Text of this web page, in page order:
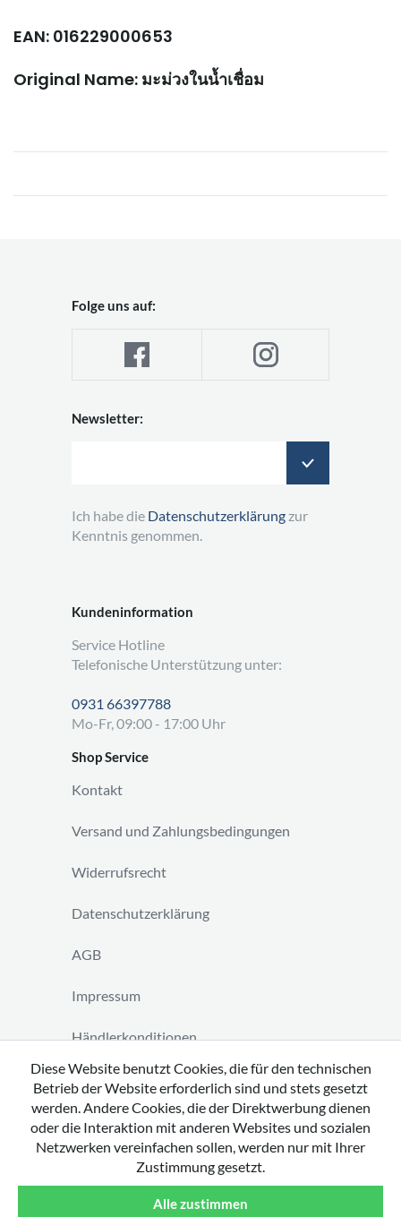
EAN: 016229000653
Original Name: มะม่วงในน้ำเชื่อม
Kundeninformation
Service Hotline
Telefonische Unterstützung unter:
0931 66397788
Mo-Fr, 09:00 - 17:00 Uhr
Shop Service
Kontakt
Versand und Zahlungsbedingungen
Widerrufsrecht
Datenschutzerklärung
AGB
Impressum
Händlerkonditionen
Vertrag widerrufen
Folge uns auf:
Newsletter:
Ich habe die Datenschutzerklärung zur
Kenntnis genommen.
Diese Website benutzt Cookies, die für den technischen
Betrieb der Website erforderlich sind und stets gesetzt
werden. Andere Cookies, die der Direktwerbung dienen
oder die Interaktion mit anderen Websites und sozialen
Netzwerken vereinfachen sollen, werden nur mit Ihrer
Zustimmung gesetzt.